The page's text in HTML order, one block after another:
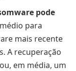
pode
para
mais recente
A recuperação
em média, um